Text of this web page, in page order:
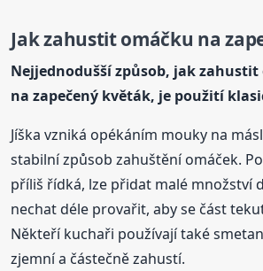
Jak zahustit omáčku na
Nejjednodušší způsob, jak zahustit
na zapečený květák, je použití
Jíška vzniká opékáním mouky na
stabilní způsob zahuštění omáček.
příliš řídká, lze přidat malé množství
nechat déle provařit, aby se část
Někteří kuchaři používají také
zjemní a částečně zahustí.